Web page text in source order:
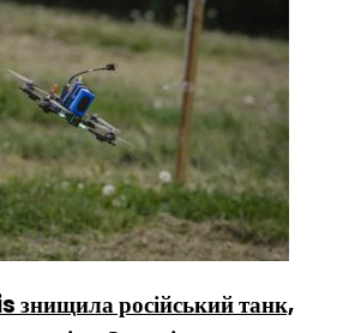
знищила російський танк,